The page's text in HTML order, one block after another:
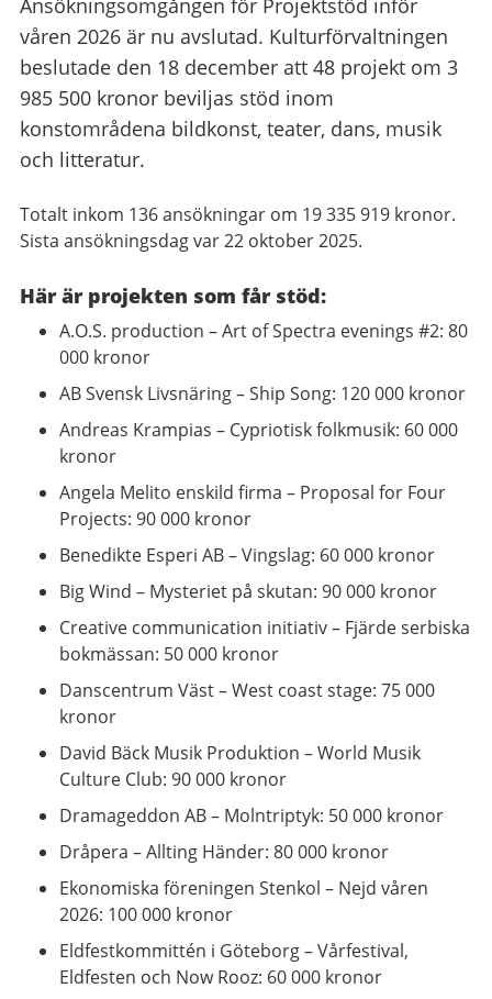
Ansökningsomgången för Projektstöd inför
våren 2026 är nu avslutad. Kulturförvaltningen
beslutade den 18 december att 48 projekt om 3
985 500 kronor beviljas stöd inom
konstområdena bildkonst, teater, dans, musik
och litteratur.
Totalt inkom 136 ansökningar om 19 335 919 kronor.
Sista ansökningsdag var 22 oktober 2025.
Här är projekten som får stöd:
A.O.S. production – Art of Spectra evenings #2: 80
000 kronor
AB Svensk Livsnäring – Ship Song: 120 000 kronor
Andreas Krampias – Cypriotisk folkmusik: 60 000
kronor
Angela Melito enskild firma – Proposal for Four
Projects: 90 000 kronor
Benedikte Esperi AB – Vingslag: 60 000 kronor
Big Wind – Mysteriet på skutan: 90 000 kronor
Creative communication initiativ – Fjärde serbiska
bokmässan: 50 000 kronor
Danscentrum Väst – West coast stage: 75 000
kronor
David Bäck Musik Produktion – World Musik
Culture Club: 90 000 kronor
Dramageddon AB – Molntriptyk: 50 000 kronor
Dråpera – Allting Händer: 80 000 kronor
Ekonomiska föreningen Stenkol – Nejd våren
2026: 100 000 kronor
Eldfestkommittén i Göteborg – Vårfestival,
Eldfesten och Now Rooz: 60 000 kronor